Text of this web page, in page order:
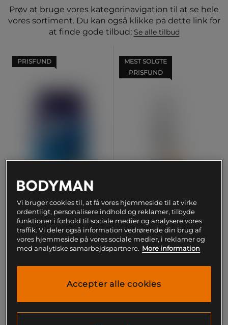
Prøv at bruge vores kategorinavigation til at se hele
vores sortiment. Du kan også klikke på dette link for
at finde gode tilbud: Se alle tilbud
PRISFUND
Whey-80 Valleprotein 1 kg
+ 30 varianter
Star Nutrition
229 kr Køb
MEST SOLGTE
PRISFUND
Flydende æggehvide 1000
ml
Star Nutrition
60 kr
Laveste pris 60 kr
Køb
Vi bruger cookies til, at få vores hjemmeside til at virke
ordentligt, personalisere indhold og reklamer, tilbyde
funktioner i forhold til sociale medier og analysere vores
traffik. Vi deler også information vedrørende din brug af
vores hjemmeside på vores sociale medier, i reklamer og
med analytiske samarbejdspartnere. More information
Accepter alle cookies